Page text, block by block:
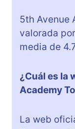
5th Avenue
valorada
media de
¿Cuál es la
Academy
La web